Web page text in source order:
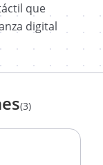
que
digital
(3)